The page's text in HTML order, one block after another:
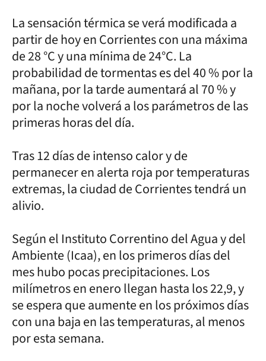
La sensación térmica se verá modificada a
partir de hoy en Corrientes con una máxima
de 28 °C y una mínima de 24°C. La
probabilidad de tormentas es del 40 % por la
mañana, por la tarde aumentará al 70 % y
por la noche volverá a los parámetros de las
primeras horas del día.
Tras 12 días de intenso calor y de
permanecer en alerta roja por temperaturas
extremas, la ciudad de Corrientes tendrá un
alivio.
Según el Instituto Correntino del Agua y del
Ambiente (Icaa), en los primeros días del
mes hubo pocas precipitaciones. Los
milímetros en enero llegan hasta los 22,9, y
se espera que aumente en los próximos días
con una baja en las temperaturas, al menos
por esta semana.